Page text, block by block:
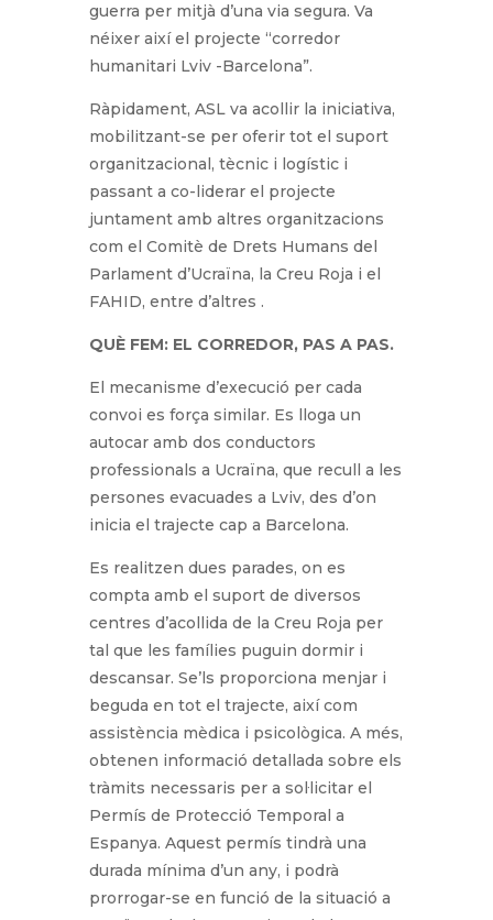
guerra per mitjà d’una via segura. Va
néixer així el projecte “corredor
humanitari Lviv -Barcelona”.
Ràpidament, ASL va acollir la iniciativa,
mobilitzant-se per oferir tot el suport
organitzacional, tècnic i logístic i
passant a co-liderar el projecte
juntament amb altres organitzacions
com el Comitè de Drets Humans del
Parlament d’Ucraïna, la Creu Roja i el
FAHID, entre d’altres .
QUÈ FEM: EL CORREDOR, PAS A PAS.
El mecanisme d’execució per cada
convoi es força similar. Es lloga un
autocar amb dos conductors
professionals a Ucraïna, que recull a les
persones evacuades a Lviv, des d’on
inicia el trajecte cap a Barcelona.
Es realitzen dues parades, on es
compta amb el suport de diversos
centres d’acollida de la Creu Roja per
tal que les famílies puguin dormir i
descansar. Se’ls proporciona menjar i
beguda en tot el trajecte, així com
assistència mèdica i psicològica. A més,
obtenen informació detallada sobre els
tràmits necessaris per a sol·licitar el
Permís de Protecció Temporal a
Espanya. Aquest permís tindrà una
durada mínima d’un any, i podrà
prorrogar-se en funció de la situació a